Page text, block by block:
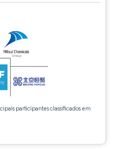
participantes classificados em